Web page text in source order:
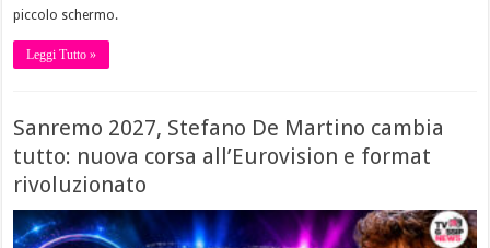
piccolo schermo.
Leggi Tutto »
Sanremo 2027, Stefano De Martino cambia
tutto: nuova corsa all’Eurovision e format
rivoluzionato